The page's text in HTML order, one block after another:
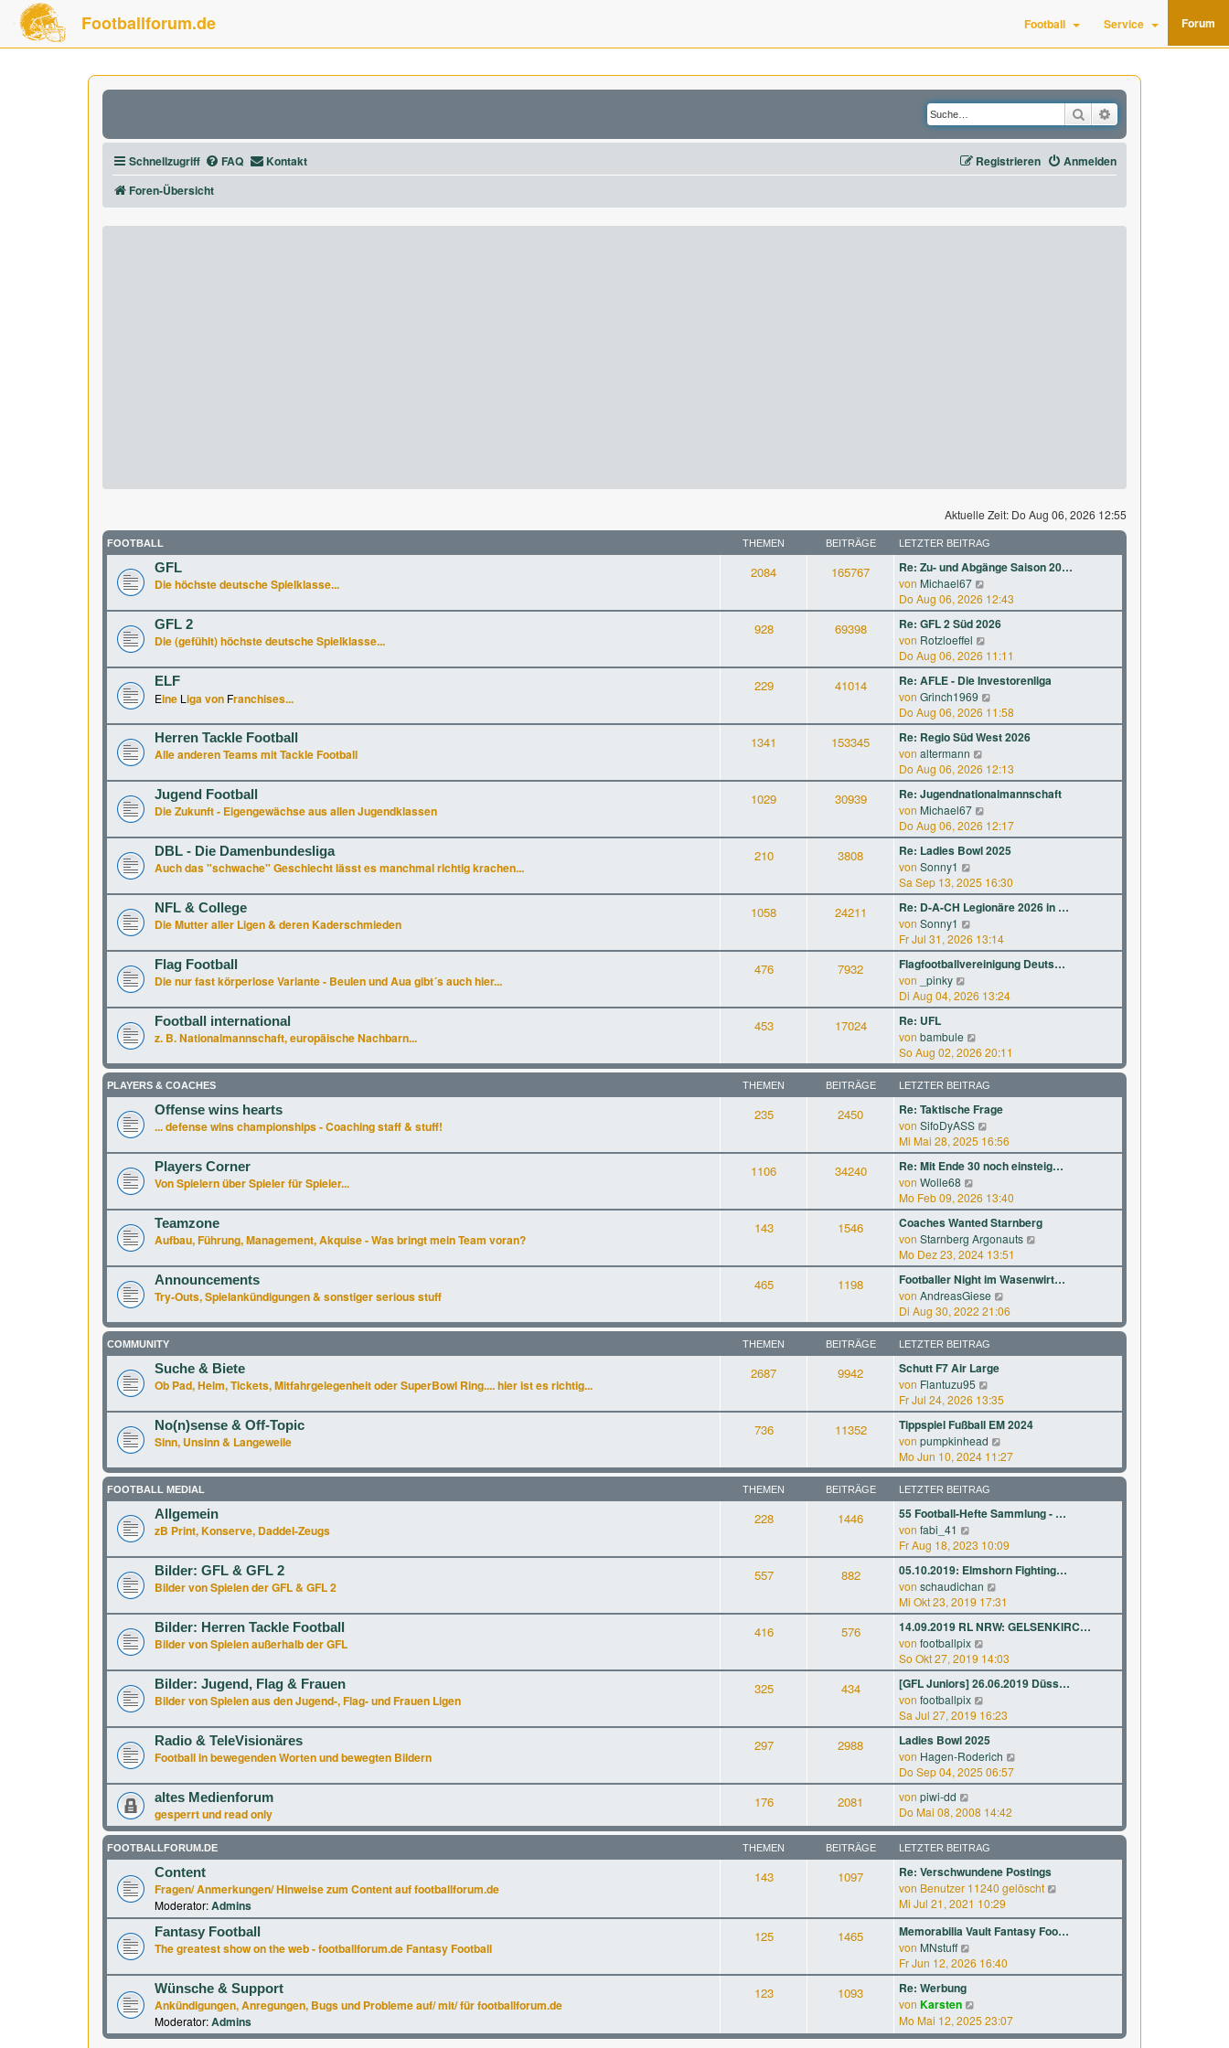
Footballforum.de Football Service Forum
Suche
Schnellzugriff FAQ Kontakt Anmelden
Registrieren
Foren-Übersicht
Aktuelle Zeit: Do Aug 06, 2026 12:55
FOOTBALL THEMEN BEITRÄGE LETZTER BEITRAG
GFL
Die höchste deutsche Spielklasse...
2084 165767 Re: Zu- und Abgänge Saison 20…
von Michael67
e
u
e
t
e
r
B
e
i
r
a
g
Do Aug 06, 2026 12:43
GFL 2
Die (gefühlt) höchste deutsche Spielklasse...
928 69398 Re: GFL 2 Süd 2026
von Rotzloeffel
e
u
e
s
t
e
B
e
i
r
a
g
Do Aug 06, 2026 11:11
ELF
Eine L iga von Franchises...
229 41014 Re: AFLE - Die Investorenliga
von Grinch1969
e
u
e
t
e
B
e
i
r
a
g
Do Aug 06, 2026 11:58
Herren Tackle Football
Alle anderen Teams mit Tackle Football
1341 153345 Re: Regio Süd West 2026
von altermann
e
u
e
s
e
B
e
i
r
a
g
Do Aug 06, 2026 12:13
Jugend Football
Die Zukunft - Eigengewächse aus allen Jugendklassen
1029 30939 Re: Jugendnationalmannschaft
von Michael67
e
u
e
t
e
B
e
i
r
a
Do Aug 06, 2026 12:17
DBL - Die Damenbundesliga
Auch das "schwache" Geschlecht lässt es manchmal richtig krachen...
210 3808 Re: Ladies Bowl 2025
von Sonny1
e
u
e
t
e
B
e
t
r
a
g
Sa Sep 13, 2025 16:30
NFL & College
Die Mutter aller Ligen & deren Kaderschmieden
1058 24211 Re: D-A-CH Legionäre 2026 in …
von Sonny1
e
u
e
t
r
B
e
i
t
r
a
g
Fr Jul 31, 2026 13:14
Flag Football
Die nur fast körperlose Variante - Beulen und Aua gibt´s auch hier...
476 7932 Flagfootballvereinigung Deuts…
von _pinky
e
u
s
t
e
r
e
i
t
r
a
g
Di Aug 04, 2026 13:24
Football international
z. B. Nationalmannschaft, europäische Nachbarn...
453 17024 Re: UFL
von bambule
e
u
e
s
t
e
r
B
e
i
t
r
a
g
So Aug 02, 2026 20:11
PLAYERS & COACHES THEMEN BEITRÄGE LETZTER BEITRAG
Offense wins hearts
... defense wins championships - Coaching staff & stuff!
235 2450 Re: Taktische Frage
von SifoDyASS
e
u
e
t
e
B
e
i
t
r
a
g
Mi Mai 28, 2025 16:56
Players Corner
Von Spielern über Spieler für Spieler...
1106 34240 Re: Mit Ende 30 noch einsteig…
von Wolle68
e
u
e
s
t
e
B
e
i
t
r
a
g
Mo Feb 09, 2026 13:40
Teamzone
Aufbau, Führung, Management, Akquise - Was bringt mein Team voran?
143 1546 Coaches Wanted Starnberg
von Starnberg Argonauts
u
e
e
t
Mo Dez 23, 2024 13:51
Announcements
Try-Outs, Spielankündigungen & sonstiger serious stuff
465 1198 Footballer Night im Wasenwirt…
von AndreasGiese
e
u
s
B
e
i
t
r
g
Di Aug 30, 2022 21:06
COMMUNITY THEMEN BEITRÄGE LETZTER BEITRAG
Suche & Biete
Ob Pad, Helm, Tickets, Mitfahrgelegenheit oder SuperBowl Ring.... hier ist es richtig...
2687 9942 Schutt F7 Air Large
von Flantuzu95
e
u
e
s
t
e
r
B
e
i
t
r
a
g
Fr Jul 24, 2026 13:35
No(n)sense & Off-Topic
Sinn, Unsinn & Langeweile
736 11352 Tippspiel Fußball EM 2024
von pumpkinhead
e
u
s
t
r
e
i
t
r
g
Mo Jun 10, 2024 11:27
FOOTBALL MEDIAL THEMEN BEITRÄGE LETZTER BEITRAG
Allgemein
zB Print, Konserve, Daddel-Zeugs
228 1446 55 Football-Hefte Sammlung - …
von fabi_41
e
u
e
s
t
e
B
e
i
t
r
a
g
Fr Aug 18, 2023 10:09
Bilder: GFL & GFL 2
Bilder von Spielen der GFL & GFL 2
557 882 05.10.2019: Elmshorn Fighting…
von schaudichan
e
u
e
t
e
B
e
t
r
a
Mi Okt 23, 2019 17:31
Bilder: Herren Tackle Football
Bilder von Spielen außerhalb der GFL
416 576 14.09.2019 RL NRW: GELSENKIRC…
von footballpix
e
u
e
t
e
B
e
t
r
a
g
So Okt 27, 2019 14:03
Bilder: Jugend, Flag & Frauen
Bilder von Spielen aus den Jugend-, Flag- und Frauen Ligen
325 434 [GFL Juniors] 26.06.2019 Düss…
von footballpix
e
u
e
s
t
r
B
e
i
t
r
a
g
Sa Jul 27, 2019 16:23
Radio & TeleVisionäres
Football in bewegenden Worten und bewegten Bildern
297 2988 Ladies Bowl 2025
von Hagen-Roderich
u
t
r
B
e
t
g
Do Sep 04, 2025 06:57
altes Medienforum
gesperrt und read only
176 2081 von piwi-dd
e
u
e
s
t
e
r
B
e
t
g
Do Mai 08, 2008 14:42
FOOTBALLFORUM.DE THEMEN BEITRÄGE LETZTER BEITRAG
Content
Fragen/ Anmerkungen/ Hinweise zum Content auf footballforum.de
Moderator:Admins
143 1097 Re: Verschwundene Postings
von Benutzer 11240 gelöscht
u
e
e
i
Mi Jul 21, 2021 10:29
Fantasy Football
The greatest show on the web - footballforum.de Fantasy Football
125 1465 Memorabilia Vault Fantasy Foo…
von MNstuff
e
u
s
t
e
Fr Jun 12, 2026 16:40
Wünsche & Support
Ankündigungen, Anregungen, Bugs und Probleme auf/ mit/ für footballforum.de
Moderator:Admins
123 1093 Re: Werbung
von Karsten
e
u
Mo Mai 12, 2025 23:07